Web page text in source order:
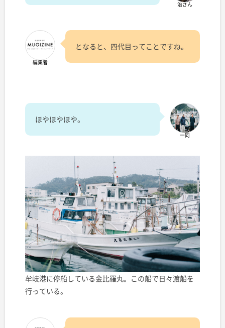
治さん
編集者
となると、四代目ってことですね。
一同
ほやほやほや。
牟岐港に停船している金比羅丸。この船で日々渡船を
行っている。